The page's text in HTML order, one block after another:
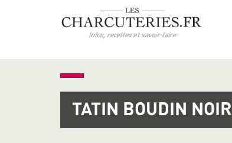
TATIN BOUDIN NOIR